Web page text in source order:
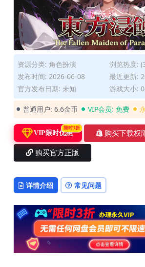
资源分类: 角色扮演
浏览热度:
发布时间: 2026-06-08
最近更新:
官方发布日期: 未知
游戏大小:
普通用户: 6.6金币 VIP会员: 免费
VIP限时优惠
限时3折
购买下载权
购买官方正版
详情介绍 常见问题